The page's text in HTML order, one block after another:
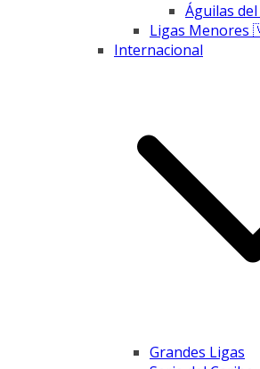
Águilas
Ligas
Internacional
Grandes Ligas